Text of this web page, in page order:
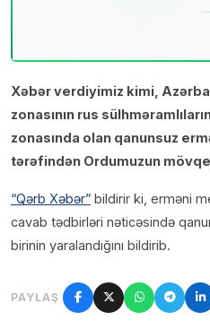
Xəbər verdiyimiz kimi,
zonasının rus
zonasında olan qanunsuz
tərəfindən Ordumuzun
“Qərb Xəbər” bildirir ki, erməni
cavab tədbirləri nəticəsində
birinin yaralandığını bildirib.
PAYLAŞ